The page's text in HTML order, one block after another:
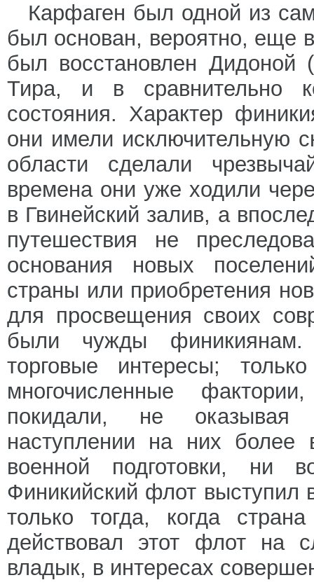
Карфаген был одной из
был основан, вероятно, еще
был восстановлен Дидоной
Тира, и в сравнительно
состояния. Характер
они имели исключительную
области сделали
времена они уже ходили
в Гвинейский залив, а
путешествия не
основания новых
страны или приобретения
для просвещения своих
были чужды финикиянам.
торговые интересы;
многочисленные
покидали, не оказывая
наступлении на них более
военной подготовки, ни
Финикийский флот выступил
только тогда, когда
действовал этот флот на
владык, в интересах